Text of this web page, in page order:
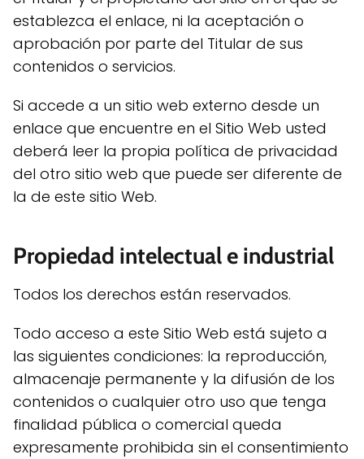
establezca el enlace, ni la aceptación o
aprobación por parte del Titular de sus
contenidos o servicios.
Si accede a un sitio web externo desde un
enlace que encuentre en el Sitio Web usted
deberá leer la propia política de privacidad
del otro sitio web que puede ser diferente de
la de este sitio Web.
Propiedad intelectual e industrial
Todos los derechos están reservados.
Todo acceso a este Sitio Web está sujeto a
las siguientes condiciones: la reproducción,
almacenaje permanente y la difusión de los
contenidos o cualquier otro uso que tenga
finalidad pública o comercial queda
expresamente prohibida sin el consentimiento